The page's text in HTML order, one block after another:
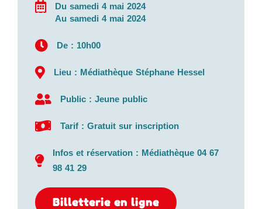
Du samedi 4 mai 2024
Au samedi 4 mai 2024
De : 10h00
Lieu : Médiathèque Stéphane Hessel
Public : Jeune public
Tarif : Gratuit sur inscription
Infos et réservation : Médiathèque 04 67
98 41 29
Billetterie en ligne